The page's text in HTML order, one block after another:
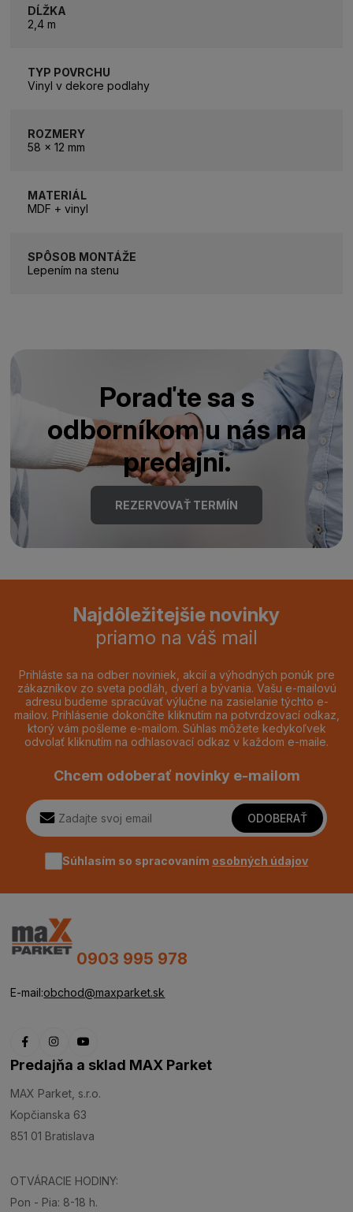
DĹŽKA
2,4 m
TYP POVRCHU
Vinyl v dekore podlahy
ROZMERY
58 x 12 mm
MATERIÁL
MDF + vinyl
SPÔSOB MONTÁŽE
Lepením na stenu
Poraďte sa s
odborníkom u nás na
predajni.
REZERVOVAŤ TERMÍN
Najdôležitejšie novinky
priamo na váš mail
Prihláste sa na odber noviniek, akcií a výhodných ponúk pre
zákazníkov zo sveta podláh, dverí a bývania. Vašu e-mailovú
adresu budeme spracúvať výlučne na zasielanie týchto e-
mailov. Prihlásenie dokončíte kliknutím na potvrdzovací odkaz,
ktorý vám pošleme e-mailom. Súhlas môžete kedykoľvek
odvolať kliknutím na odhlasovací odkaz v každom e-maile.
Chcem odoberať novinky e-mailom
ODOBERAŤ
Súhlasím so spracovaním osobných údajov
0903 995 978
E-mail:obchod@maxparket.sk
Predajňa a sklad MAX Parket
MAX Parket, s.r.o.
Kopčianska 63
851 01 Bratislava
OTVÁRACIE HODINY:
Pon - Pia: 8-18 h.